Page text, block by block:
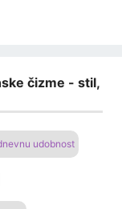
čizme - stil,
udobnost